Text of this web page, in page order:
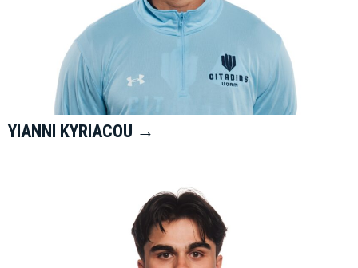
YIANNI KYRIACOU →